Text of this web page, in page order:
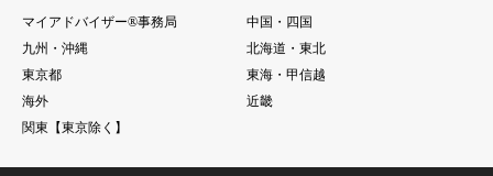
マイアドバイザー®事務局
中国・四国
九州・沖縄
北海道・東北
東京都
東海・甲信越
海外
近畿
関東【東京除く】